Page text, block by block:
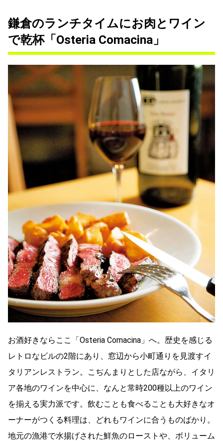
鎌倉のランチタイムにお肉とワイン
で乾杯「Osteria Comacina」
お酒好きならここ「Osteria Comacina」へ。歴史を感じる
レトロなビルの2階にあり、窓辺から小町通りを見渡すイ
タリアンレストラン。こぢんまりとした店ながら、イタリ
ア各地のワインを中心に、なんと常時200種以上のワイン
を揃える実力派です。 飲むことも食べることも大好きなオ
ーナーがつくる料理は、どれもワインに合うものばかり。
地元の漁港で水揚げされた鮮魚のローストや、ボリューム